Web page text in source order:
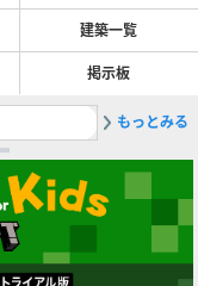
建築一覧
掲示板
2村人の
もっとみる